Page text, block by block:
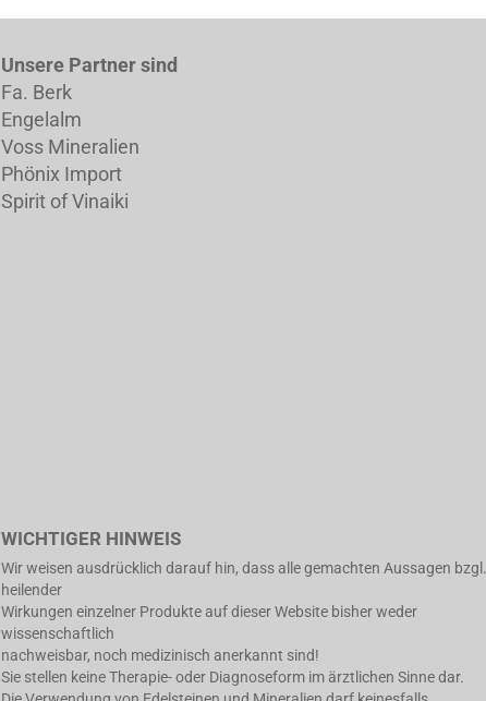
Unsere Partner sind
Fa. Berk
Engelalm
Voss Mineralien
Phönix Import
Spirit of Vinaiki
WICHTIGER HINWEIS
Wir weisen ausdrücklich darauf hin, dass alle gemachten Aussagen bzgl.
heilender
Wirkungen einzelner Produkte auf dieser Website bisher weder
wissenschaftlich
nachweisbar, noch medizinisch anerkannt sind!
Sie stellen keine Therapie- oder Diagnoseform im ärztlichen Sinne dar.